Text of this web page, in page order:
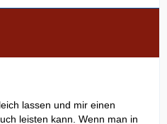
lassen und mir einen
leisten kann. Wenn man in